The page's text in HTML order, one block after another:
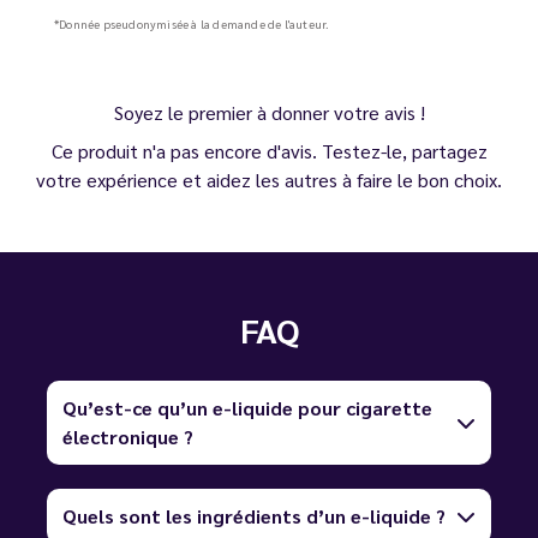
*Donnée pseudonymisée à la demande de l'auteur.
Soyez le premier à donner votre avis !
Ce produit n'a pas encore d'avis. Testez-le, partagez
votre expérience et aidez les autres à faire le bon choix.
FAQ
Qu’est-ce qu’un e-liquide pour cigarette
électronique ?
Quels sont les ingrédients d’un e-liquide ?